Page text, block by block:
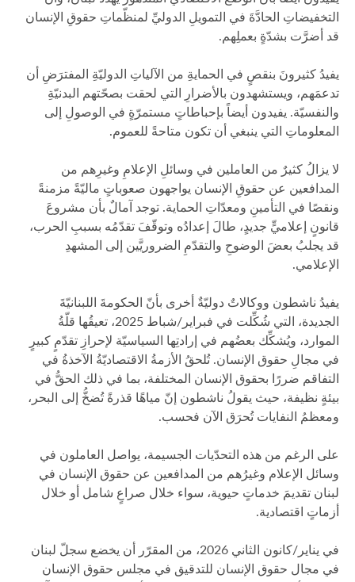
التخفيضاتِ الحادَّةَ في التمويلِ الدوليِّ لمنظّماتِ حقوقِ الإنسان
قد أضرَّت بشدّةٍ بعملِهم.
يفيدُ كثيرونَ بنقصٍ في الحمايةِ من الآلياتِ الدوليّةِ المفترَضِ أن
تدعمَهم، ويستشهدون بالأضرارِ التي لحقت بصحّتهم البدنيّةِ
والنفسيّة. يفيدون أيضاً بإحباطاتٍ مستمرّةٍ في الوصولِ إلى
المعلوماتِ التي ينبغي أن تكون متاحةً للعموم.
لا يزالُ كثيرٌ من العاملين في وسائلِ الإعلامِ وغيرِهم من
المدافعين عن حقوقِ الإنسان يواجهون صعوباتٍ ماليّةً مزمنةً
ونقصًا في التأمينِ ومعدّاتِ الحماية. توجد آمالٌ بأن مشروعَ
قانونٍ إعلاميٍّ جديدٍ، طالَ إعدادُه وتوقّفَ تقدّمُه بسببِ الحرب،
قد يجلبُ بعضَ الوضوحِ والتقدّمِ الضروريَّين إلى المشهدِ
الإعلامي.
يفيدُ ناشطون ووكالاتٌ دوليّةٌ أخرى بأنّ الحكومةَ اللبنانيّةَ
الجديدة، التي شُكِّلت في فبراير/شباط 2025، تعيقُها قلّةُ
الموارد، ويُشكِّك بعضُهم في إرادتِها السياسيّة لإحرازِ تقدّمٍ كبيرٍ
في مجالِ حقوق الإنسان. تُلحقُ الأزمةُ الاقتصاديّةُ الآخذةُ في
التفاقم ضررًا بحقوق الإنسان المختلفة، بما في ذلك الحقُّ في
بيئةٍ نظيفة، حيث يقولُ ناشطون إنّ مياهًا قذرةً تُضخُّ إلى البحر،
ومعظمُ النفايات تُحرَق الآن فحسب.
على الرغم من هذه التحدّيات الجسيمة، يواصل العاملون في
وسائل الإعلام وغيرُهم من المدافعين عن حقوق الإنسان في
لبنان تقديمَ خدماتٍ حيوية، سواء خلال صراعٍ شامل أو خلال
أزماتٍ اقتصادية.
في يناير/كانون الثاني 2026، من المقرّر أن يخضع سجلّ لبنان
في مجال حقوق الإنسان للتدقيق في مجلس حقوق الإنسان